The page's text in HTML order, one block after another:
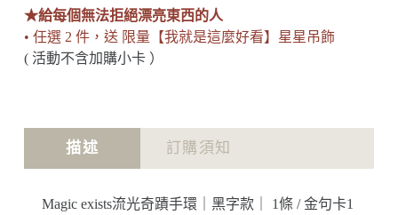
★給每個無法拒絕漂亮東西的人
• 任選 2 件，送 限量【我就是這麼好看】星星吊飾
( 活動不含加購小卡 ）
描述 訂購須知
Magic exists流光奇蹟手環｜黑字款｜ 1條 / 金句卡1